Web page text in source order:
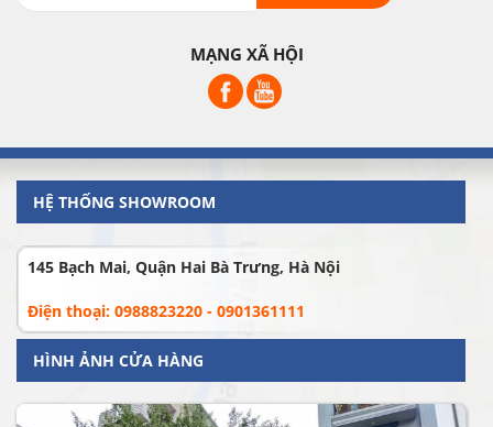
MẠNG XÃ HỘI
HỆ THỐNG SHOWROOM
145 Bạch Mai, Quận Hai Bà Trưng, Hà Nội
Điện thoại: 0988823220 - 0901361111
HÌNH ẢNH CỬA HÀNG